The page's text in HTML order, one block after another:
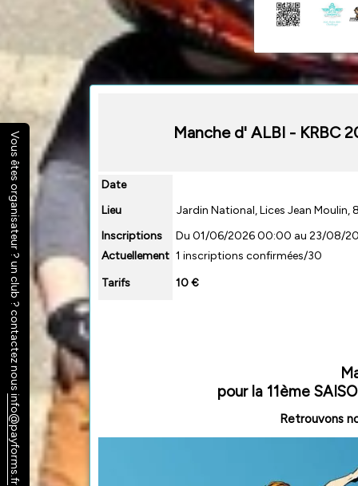
Vous êtes organisateur ? un club ? contactez nous
info@payforms.fr
Manche d' ALBI - KRBC
Date
Lieu
Jardin National, Lices Jean Moulin,
Inscriptions
Du 01/06/2026 00:00 au 23/08/
Actuellement 1 inscriptions confirmées/30
Tarifs
10 €
pour la 11ème
Retrouvons